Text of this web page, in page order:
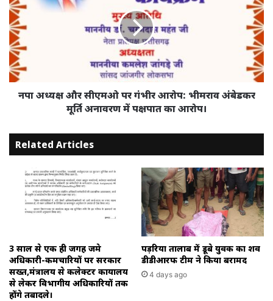
और
सीएमओ
पर
गंभीर
आरोप:
भीमराव
अंबेडकर
मूर्ति
पक्षपात
का
आरोप।
नपा अध्यक्ष और सीएमओ पर गंभीर आरोप: भीमराव अंबेडकर
मूर्ति अनावरण में पक्षपात का आरोप।
Related Articles
3 साल से एक ही जगह जमे
अधिकारी-कर्मचारियों पर सरकार
सख्त,मंत्रालय से कलेक्टर कार्यालय
से लेकर विभागीय अधिकारियों तक
होंगे तबादले।
पड़रिया तालाब में डूबे युवक का शव
डीडीआरफ टीम ने किया बरामद
4 days ago